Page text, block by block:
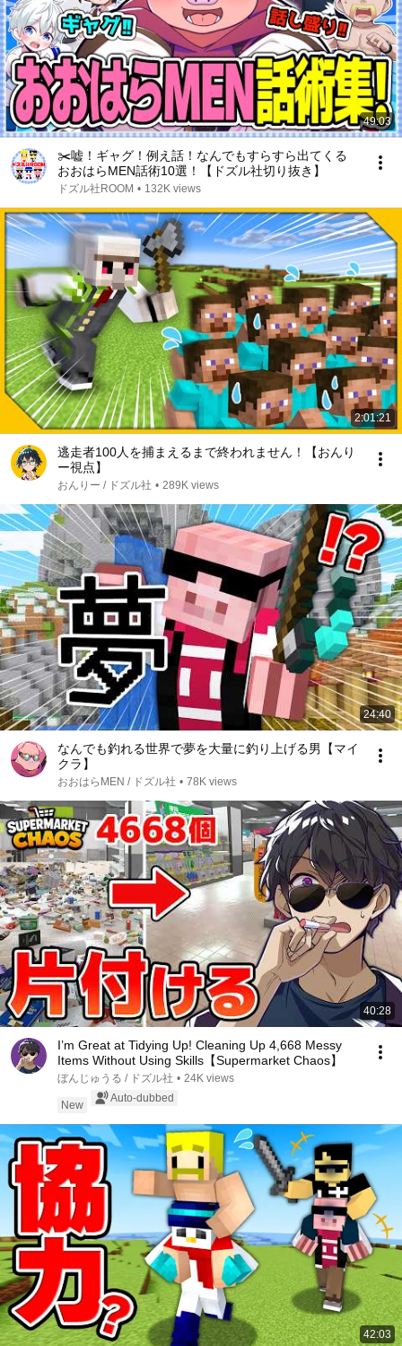
49:03
✂️嘘！ギャグ！例え話！なんでもすらすら出てくる
おおはらMEN話術10選！【ドズル社切り抜き】
ドズル社ROOM • 132K views
2:01:21
逃走者100人を捕まえるまで終われません！【おんり
ー視点】
おんりー / ドズル社 • 289K views
24:40
なんでも釣れる世界で夢を大量に釣り上げる男【マイ
クラ】
おおはらMEN / ドズル社 • 78K views
40:28
I’m Great at Tidying Up! Cleaning Up 4,668 Messy
Items Without Using Skills【Supermarket Chaos】
ぼんじゅうる / ドズル社 • 24K views
New
Auto-dubbed
42:03